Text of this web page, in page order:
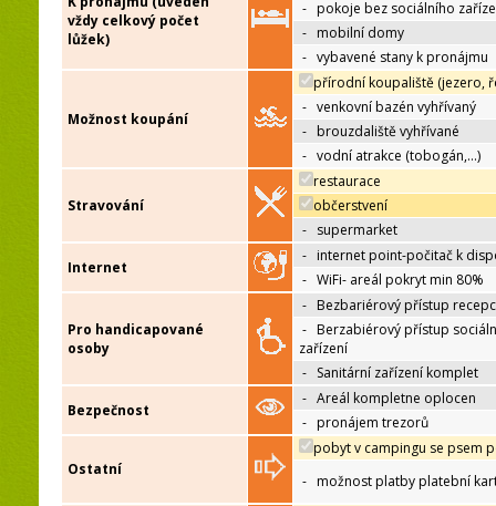
vždy celkový počet
lůžek)
- pokoje bez sociálního
- mobilní domy
- vybavené stany k pronájmu
Možnost koupání
přírodní koupaliště (jezero,
- venkovní bazén vyhřívaný
- brouzdaliště vyhřívané
- vodní atrakce (tobogán,…)
Stravování
restaurace
občerstvení
- supermarket
Internet
- internet point-počitač k
- WiFi- areál pokryt min 80%
Pro handicapované
osoby
- Bezbariérový přístup
- Berzabiérový přístup
zařízení
- Sanitární zařízení komplet
Bezpečnost
- Areál kompletne oplocen
- pronájem trezorů
Ostatní
pobyt v campingu se psem
- možnost platby platební